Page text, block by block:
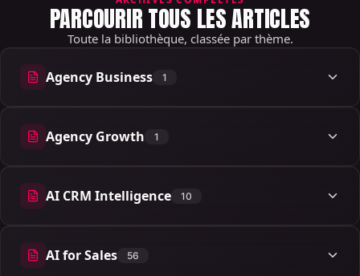
PARCOURIR TOUS LES ARTICLES
Toute la bibliothèque, classée par thème.
Agency Business 1
1 articles
Agency Growth 1
1 articles
AI CRM Intelligence 10
10 articles
AI for Sales 56
56 articles